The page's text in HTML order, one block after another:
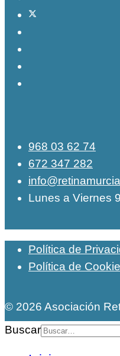
968 03 62 74
672 347 282
Lunes a Viernes
Política de
Política de
© 2026 Asociación
Buscar